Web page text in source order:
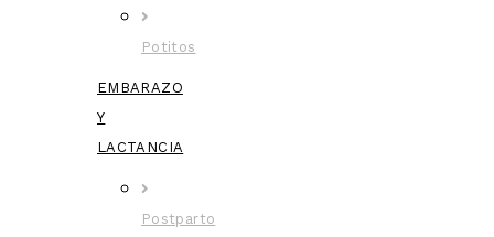
Potitos
EMBARAZO
Y
LACTANCIA
Postparto